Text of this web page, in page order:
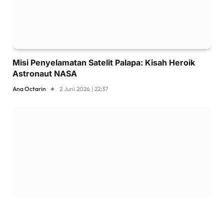
Misi Penyelamatan Satelit Palapa: Kisah Heroik
Astronaut NASA
Ana Octarin 2 Juni 2026 | 22:37